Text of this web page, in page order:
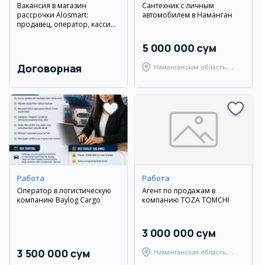
Вакансия в магазин
рассрочки Alosmart:
продавец, оператор, кассир,
Договорная
Сантехник с личным
автомобилем в Наманган
5 000 000 сум
Наманганская область,
Работа
Оператор в логистическую
компанию Baylog Cargo
3 500 000 сум
Работа
Агент по продажам в
компанию TOZA TOMCHI
3 000 000 сум
Наманганская область,